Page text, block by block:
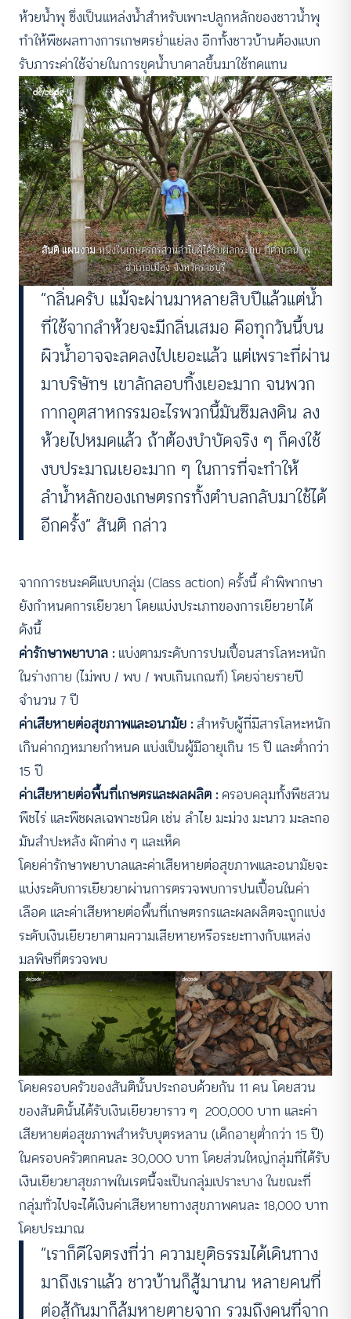
ห้วยน้ำพุ ซึ่งเป็นแหล่งน้ำสำหรับเพาะปลูกหลักของชาวน้ำพุ
ทำให้พืชผลทางการเกษตรย่ำแย่ลง อีกทั้งชาวบ้านต้องแบก
รับภาระค่าใช้จ่ายในการขุดน้ำบาดาลขึ้นมาใช้ทดแทน
สันติ แผนงามหนึ่งในเกษตรกรสวนลำไยผู้ได้รับผลกระทบ ที่ตำบลน้ำพุ
อำเภอเมือง จังหวัดราชบุรี
“กลิ่นครับ แม้จะผ่านมาหลายสิบปีแล้วแต่น้ำ
ที่ใช้จากลำห้วยจะมีกลิ่นเสมอ คือทุกวันนี้บน
ผิวน้ำอาจจะลดลงไปเยอะแล้ว แต่เพราะที่ผ่าน
มาบริษัทฯ เขาลักลอบทิ้งเยอะมาก จนพวก
กากอุตสาหกรรมอะไรพวกนี้มันซึมลงดิน ลง
ห้วยไปหมดแล้ว ถ้าต้องบำบัดจริง ๆ ก็คงใช้
งบประมาณเยอะมาก ๆ ในการที่จะทำให้
ลำน้ำหลักของเกษตรกรทั้งตำบลกลับมาใช้ได้
อีกครั้ง” สันติ กล่าว
จากการชนะคดีแบบกลุ่ม (Class action) ครั้งนี้ คำพิพากษา
ยังกำหนดการเยียวยา โดยแบ่งประเภทของการเยียวยาได้
ดังนี้
ค่ารักษาพยาบาล :แบ่งตามระดับการปนเปื้อนสารโลหะหนัก
ในร่างกาย (ไม่พบ / พบ / พบเกินเกณฑ์) โดยจ่ายรายปี
จำนวน 7 ปี
ค่าเสียหายต่อสุขภาพและอนามัย :สำหรับผู้ที่มีสารโลหะหนัก
เกินค่ากฎหมายกำหนด แบ่งเป็นผู้มีอายุเกิน 15 ปี และต่ำกว่า
15 ปี
ค่าเสียหายต่อพื้นที่เกษตรและผลผลิต :ครอบคลุมทั้งพืชสวน
พืชไร่ และพืชผลเฉพาะชนิด เช่น ลำไย มะม่วง มะนาว มะละกอ
มันสำปะหลัง ผักต่าง ๆ และเห็ด
โดยค่ารักษาพยาบาลและค่าเสียหายต่อสุขภาพและอนามัยจะ
แบ่งระดับการเยียวยาผ่านการตรวจพบการปนเปื้อนในค่า
เลือด และค่าเสียหายต่อพื้นที่เกษตรกรและผลผลิตจะถูกแบ่ง
ระดับเงินเยียวยาตามความเสียหายหรือระยะทางกับแหล่ง
มลพิษที่ตรวจพบ
โดยครอบครัวของสันตินั้นประกอบด้วยกัน 11 คน โดยสวน
ของสันตินั้นได้รับเงินเยียวยาราว ๆ 200,000 บาท และค่า
เสียหายต่อสุขภาพสำหรับบุตรหลาน (เด็กอายุต่ำกว่า 15 ปี)
ในครอบครัวตกคนละ 30,000 บาท โดยส่วนใหญ่กลุ่มที่ได้รับ
เงินเยียวยาสุขภาพในเรตนี้จะเป็นกลุ่มเปราะบาง ในขณะที่
กลุ่มทั่วไปจะได้เงินค่าเสียหายทางสุขภาพคนละ 18,000 บาท
โดยประมาณ
“เราก็ดีใจตรงที่ว่า ความยุติธรรมได้เดินทาง
มาถึงเราแล้ว ชาวบ้านก็สู้มานาน หลายคนที่
ต่อสู้กันมาก็ล้มหายตายจาก รวมถึงคนที่จาก